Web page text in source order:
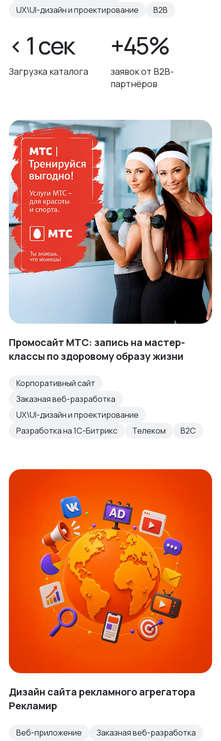
UX\UI-дизайн и проектирование
B2B
< 1 сек
Загрузка каталога
+45%
заявок от B2B-
партнёров
Промосайт МТС: запись на мастер-
классы по здоровому образу жизни
Корпоративный сайт
Заказная веб-разработка
UX\UI-дизайн и проектирование
Разработка на 1С-Битрикс
Телеком B2C
Дизайн сайта рекламного агрегатора
Рекламир
Веб-приложение Заказная веб-разработка